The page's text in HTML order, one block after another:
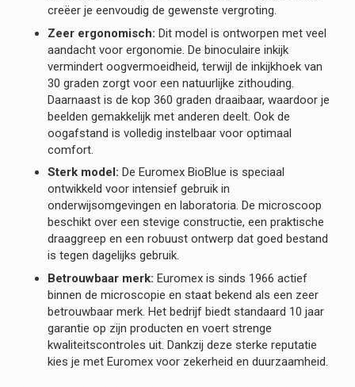
creëer je eenvoudig de gewenste vergroting.
Zeer ergonomisch: Dit model is ontworpen met veel
aandacht voor ergonomie. De binoculaire inkijk
vermindert oogvermoeidheid, terwijl de inkijkhoek van
30 graden zorgt voor een natuurlijke zithouding.
Daarnaast is de kop 360 graden draaibaar, waardoor je
beelden gemakkelijk met anderen deelt. Ook de
oogafstand is volledig instelbaar voor optimaal
comfort.
Sterk model: De Euromex BioBlue is speciaal
ontwikkeld voor intensief gebruik in
onderwijsomgevingen en laboratoria. De microscoop
beschikt over een stevige constructie, een praktische
draaggreep en een robuust ontwerp dat goed bestand
is tegen dagelijks gebruik.
Betrouwbaar merk: Euromex is sinds 1966 actief
binnen de microscopie en staat bekend als een zeer
betrouwbaar merk. Het bedrijf biedt standaard 10 jaar
garantie op zijn producten en voert strenge
kwaliteitscontroles uit. Dankzij deze sterke reputatie
kies je met Euromex voor zekerheid en duurzaamheid.